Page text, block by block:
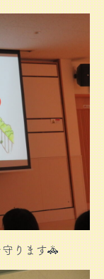
ります🚓